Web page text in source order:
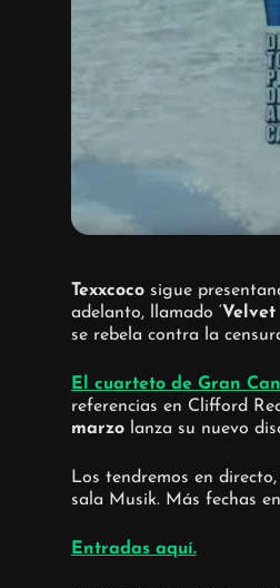
Texxcoco sigue
adelanto, llamado ‘Velvet
se rebela contra la
El cuarteto de Gran
referencias en Clifford
marzolanza su nuevo
Los tendremos en
sala Musik. Más fechas
Entradas aquí.